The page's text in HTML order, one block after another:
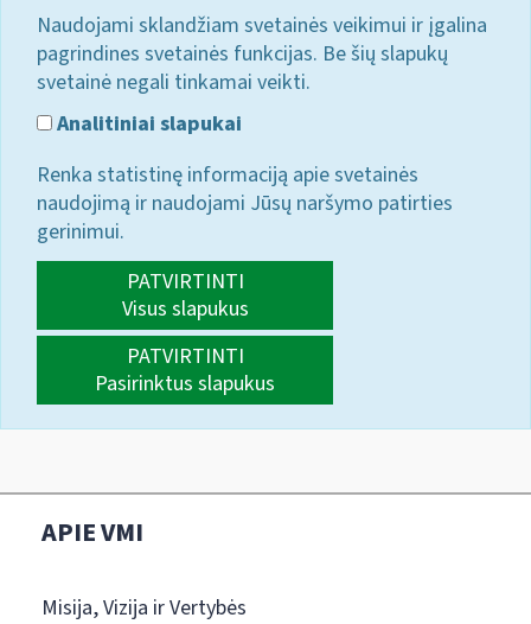
Naudojami sklandžiam svetainės veikimui ir įgalina
pagrindines svetainės funkcijas. Be šių slapukų
svetainė negali tinkamai veikti.
Analitiniai slapukai
Renka statistinę informaciją apie svetainės
naudojimą ir naudojami Jūsų naršymo patirties
gerinimui.
PATVIRTINTI
Visus slapukus
PATVIRTINTI
Pasirinktus slapukus
APIE VMI
Misija, Vizija ir Vertybės